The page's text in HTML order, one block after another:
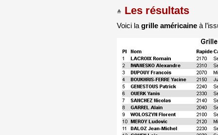
Les résultats
Voici la grille américaine à